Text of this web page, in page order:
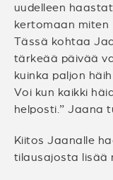
uudelleen
kertomaan miten
Tässä kohtaa
tärkeää päivää
kuinka paljon
Voi kun kaikki
helposti.” Jaana
Kiitos Jaanalle
tilausajosta lisää